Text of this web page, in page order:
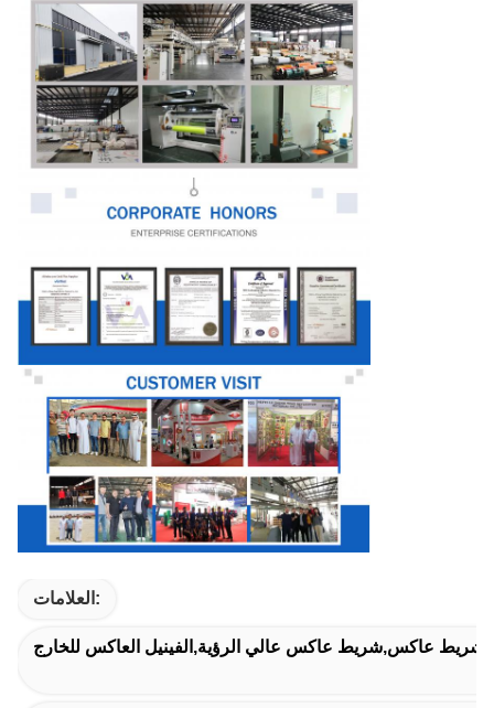
العلامات:
شريط عاكس,شريط عاكس عالي الرؤية,الفينيل العاكس للخارج